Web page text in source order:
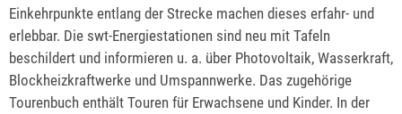
Einkehrpunkte entlang der Strecke machen dieses erfahr- und
erlebbar. Die swt-Energiestationen sind neu mit Tafeln
beschildert und informieren u. a. über Photovoltaik, Wasserkraft,
Blockheizkraftwerke und Umspannwerke. Das zugehörige
Tourenbuch enthält Touren für Erwachsene und Kinder. In der